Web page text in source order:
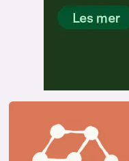
annonsepriser
Bli firmapartner